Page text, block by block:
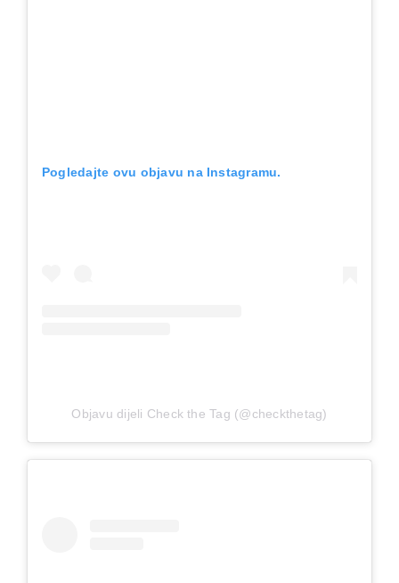
Pogledajte ovu objavu na Instagramu.
Objavu dijeli Check the Tag (@checkthetag)